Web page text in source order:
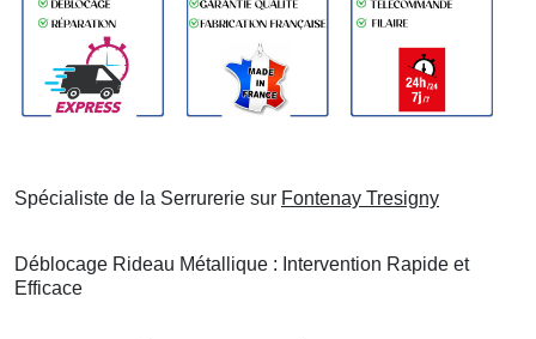
Spécialiste de la Serrurerie sur Fontenay Tresigny
Déblocage Rideau Métallique : Intervention Rapide et
Efficace